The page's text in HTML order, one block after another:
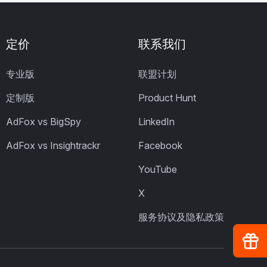
定价
专业版
定制版
AdFox vs BigSpy
AdFox vs Insightrackr
联系我们
联盟计划
Product Hunt
LinkedIn
Facebook
YouTube
X
服务协议及隐私政策